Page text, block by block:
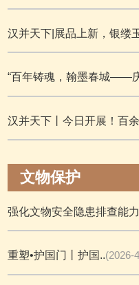
汉并天下|展品上新，银缕
“百年铸魂，翰墨春城——
汉并天下丨今日开展！百
文物保护
强化文物安全隐患排查能
重塑•护国门丨护国..(2026-